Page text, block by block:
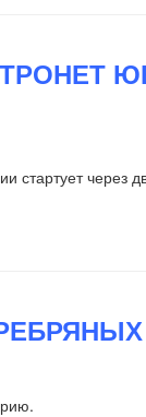
стартует через